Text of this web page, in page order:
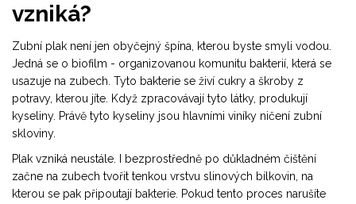
vzniká?
Zubní plak není jen obyčejný špína, kterou byste smyli vodou.
Jedná se o biofilm - organizovanou komunitu bakterií, která se
usazuje na zubech. Tyto bakterie se živí cukry a škroby z
potravy, kterou jíte. Když zpracovávají tyto látky, produkují
kyseliny. Právě tyto kyseliny jsou hlavními viníky ničení zubní
skloviny.
Plak vzniká neustále. I bezprostředně po důkladném čištění
začne na zubech tvořit tenkou vrstvu slinových bílkovin, na
kterou se pak připoutají bakterie. Pokud tento proces narušíte